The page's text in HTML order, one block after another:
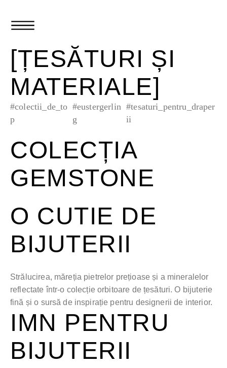
[ȚESĂTURI ȘI
MATERIALE]
#colectii_de_to
p
#eustergerlin
g
#tesaturi_pentru_draper
ii
COLECȚIA
GEMSTONE
O CUTIE DE
BIJUTERII
Strălucirea, măreția pietrelor prețioase și a mineralelor
reflectate într-o colecție orbitoare de țesături. O bijuterie
fină și o sursă de inspirație pentru designerii de interior.
IMN PENTRU
BIJUTERII